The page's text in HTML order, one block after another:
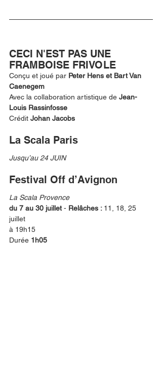
CECI N'EST PAS UNE
FRAMBOISE FRIVOLE
Conçu et joué par Peter Hens et Bart Van
Caenegem
Avec la collaboration artistique de Jean-
Louis Rassinfosse
Crédit Johan Jacobs
La Scala Paris
Jusqu’au 24 JUIN
Festival Off d’Avignon
La Scala Provence
du 7 au 30 juillet - Relâches : 11, 18, 25
juillet
à 19h15
Durée 1h05